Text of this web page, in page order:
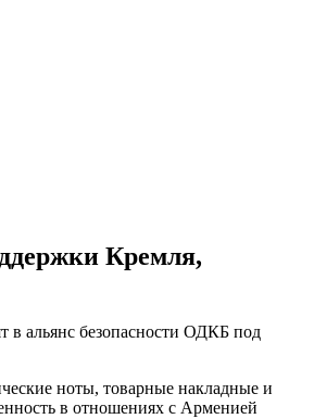
Кремля,
в альянс безопасности ОДКБ под
ноты, товарные накладные и
в отношениях с Арменией